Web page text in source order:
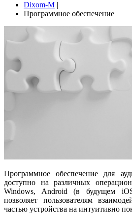
Dixom-M |
Программное обеспечение
Программное обеспечение для
доступно на различных
Windows, Android (в будущем
позволяет пользователям
частью устройства на интуитивно